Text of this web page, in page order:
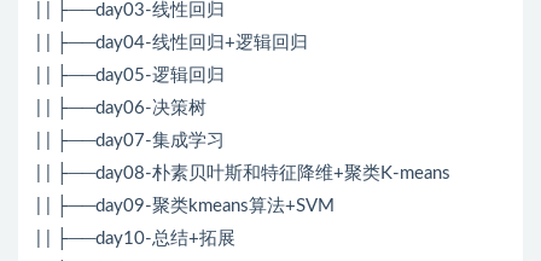
| | ├──day03-线性回归
| | ├──day04-线性回归+逻辑回归
| | ├──day05-逻辑回归
| | ├──day06-决策树
| | ├──day07-集成学习
| | ├──day08-朴素贝叶斯和特征降维+聚类K-means
| | ├──day09-聚类kmeans算法+SVM
| | ├──day10-总结+拓展